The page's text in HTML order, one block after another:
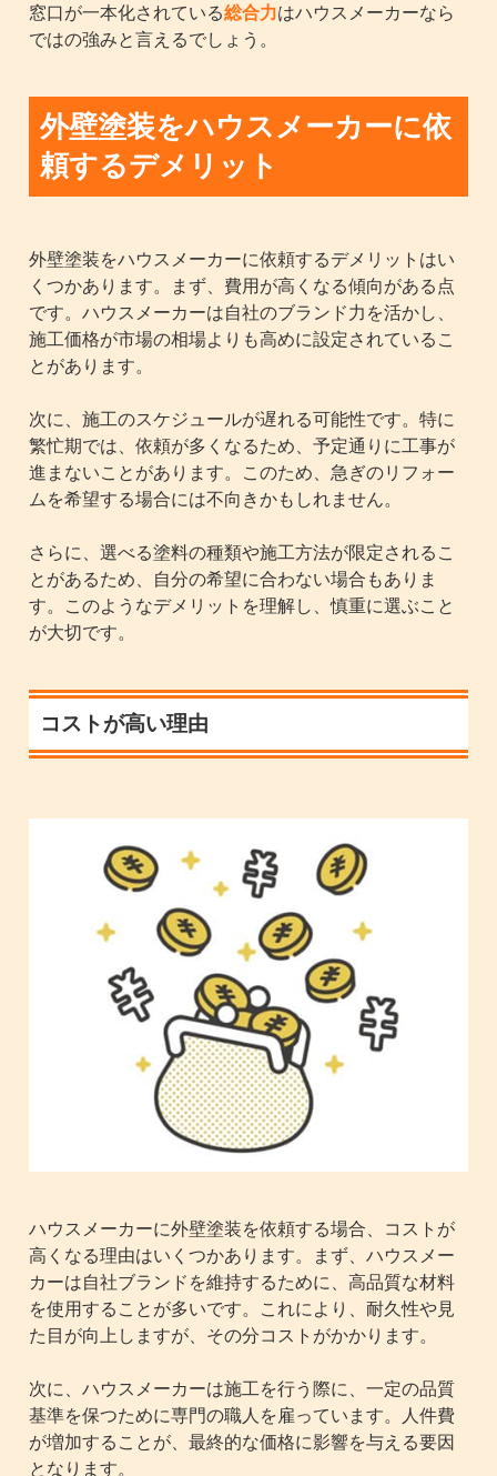
窓口が一本化されている総合力はハウスメーカーなら
ではの強みと言えるでしょう。
外壁塗装をハウスメーカーに依
頼するデメリット
外壁塗装をハウスメーカーに依頼するデメリットはい
くつかあります。まず、費用が高くなる傾向がある点
です。ハウスメーカーは自社のブランド力を活かし、
施工価格が市場の相場よりも高めに設定されているこ
とがあります。
次に、施工のスケジュールが遅れる可能性です。特に
繁忙期では、依頼が多くなるため、予定通りに工事が
進まないことがあります。このため、急ぎのリフォー
ムを希望する場合には不向きかもしれません。
さらに、選べる塗料の種類や施工方法が限定されるこ
とがあるため、自分の希望に合わない場合もありま
す。このようなデメリットを理解し、慎重に選ぶこと
が大切です。
コストが高い理由
ハウスメーカーに外壁塗装を依頼する場合、コストが
高くなる理由はいくつかあります。まず、ハウスメー
カーは自社ブランドを維持するために、高品質な材料
を使用することが多いです。これにより、耐久性や見
た目が向上しますが、その分コストがかかります。
次に、ハウスメーカーは施工を行う際に、一定の品質
基準を保つために専門の職人を雇っています。人件費
が増加することが、最終的な価格に影響を与える要因
となります。